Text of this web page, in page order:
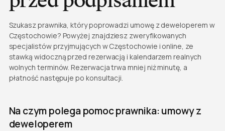
Szukasz prawnika, który poprowadzi umowę z deweloperem w
Częstochowie? Powyżej znajdziesz zweryfikowanych
specjalistów przyjmujących w Częstochowie i online, ze
stawką widoczną przed rezerwacją i kalendarzem realnych
wolnych terminów. Rezerwacja trwa mniej niż minutę, a
płatność następuje po konsultacji.
Na czym polega pomoc prawnika: umowy z
deweloperem